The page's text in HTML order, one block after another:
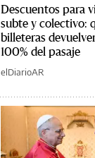
Descuentos para
subte y colectivo:
billeteras
100% del pasaje
elDiarioAR